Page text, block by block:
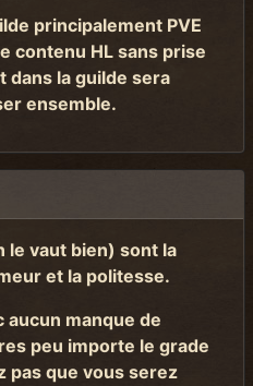
principalement PVE
contenu HL sans prise
dans la guilde sera
ensemble.
le vaut bien) sont la
et la politesse.
manque de
peu importe le grade
pas que vous serez